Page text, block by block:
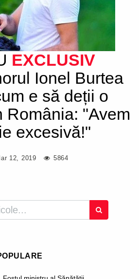
EXCLUSIV
Ionel Burtea
e să deții o
România: "Avem
excesivă!"
12, 2019 5864